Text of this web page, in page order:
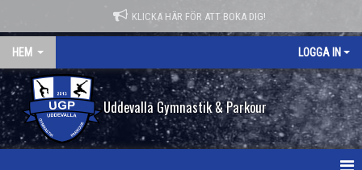
KLICKA HÄR FÖR ATT BOKA DIG!
HEM LOGGA IN
Uddevalla Gymnastik & Parkour